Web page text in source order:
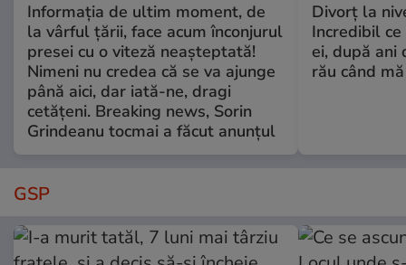
Informația de ultim moment, de
la vârful țării, face acum înconjurul
presei cu o viteză neașteptată!
Nimeni nu credea că se va ajunge
până aici, dar iată-ne, dragi
cetățeni. Breaking news, Sorin
Grindeanu tocmai a făcut anunțul
Divorț la
Incredibil
ei, după ani
rău când
GSP